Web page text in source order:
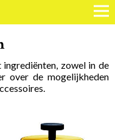
zowel in de
over de mogelijkheden